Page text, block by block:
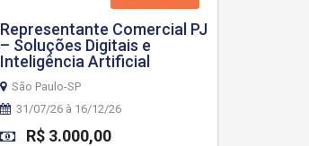
Representante Comercial PJ
– Soluções Digitais e
Inteligência Artificial
São Paulo-SP
31/07/26 à 16/12/26
R$ 3.000,00